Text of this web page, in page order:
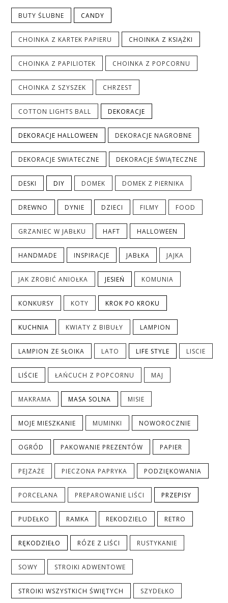
BUTY ŚLUBNE CANDY
CHOINKA Z KARTEK PAPIERU CHOINKA Z KSIĄŻKI
CHOINKA Z PAPILIOTEK CHOINKA Z POPCORNU
CHOINKA Z SZYSZEK CHRZEST
COTTON LIGHTS BALL DEKORACJE
DEKORACJE HALLOWEEN DEKORACJE NAGROBNE
DEKORACJE SWIATECZNE DEKORACJE ŚWIĄTECZNE
DESKI DIY DOMEK DOMEK Z PIERNIKA
DREWNO DYNIE DZIECI FILMY FOOD
GRZANIEC W JABŁKU HAFT HALLOWEEN
HANDMADE INSPIRACJE JABŁKA JAJKA
JAK ZROBIĆ ANIOŁKA JESIEŃ KOMUNIA
KONKURSY KOTY KROK PO KROKU
KUCHNIA KWIATY Z BIBUŁY LAMPION
LAMPION ZE SŁOIKA LATO LIFE STYLE LISCIE
LIŚCIE ŁAŃCUCH Z POPCORNU MAJ
MAKRAMA MASA SOLNA MISIE
MOJE MIESZKANIE MUMINKI NOWOROCZNIE
OGRÓD PAKOWANIE PREZENTÓW PAPIER
PEJZAŻE PIECZONA PAPRYKA PODZIĘKOWANIA
PORCELANA PREPAROWANIE LIŚCI PRZEPISY
PUDEŁKO RAMKA REKODZIELO RETRO
RĘKODZIEŁO RÓZE Z LIŚCI RUSTYKANIE
SOWY STROIKI ADWENTOWE
STROIKI WSZYSTKICH ŚWIĘTYCH SZYDEŁKO